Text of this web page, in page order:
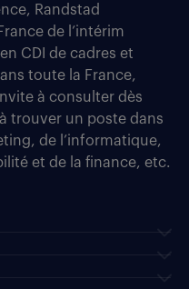
Randstad
de l’intérim
CDI de cadres et
toute la France,
à consulter dès
trouver un poste dans
de l’informatique,
et de la finance, etc.